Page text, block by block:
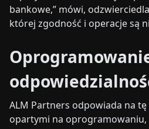
bankowe,” mówi,
której zgodność i operacje są
ALM Partners odpowiada na tę
opartymi na oprogramowaniu,